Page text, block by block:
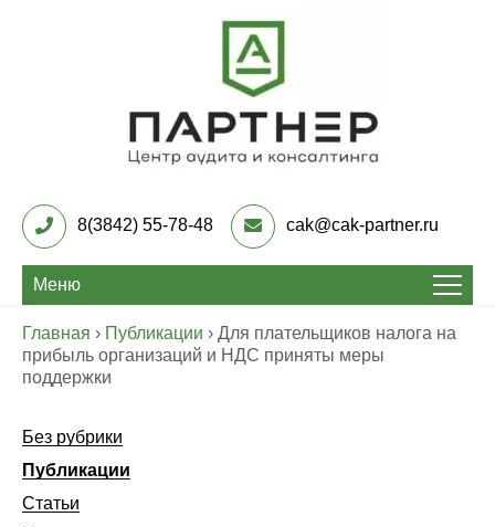
Центр Аудита и
консалтинга «Партнер»
8(3842) 55-78-48 cak@cak-partner.ru
Меню
Главная › Публикации › Для плательщиков налога на
прибыль организаций и НДС приняты меры
поддержки
Без рубрики
Публикации
Статьи